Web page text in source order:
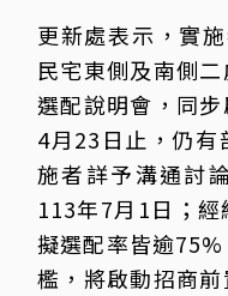
更新處表示，實
民宅東側及南側
選配說明會，同
4月23日止，仍有
施者詳予溝通討
113年7月1日；
擬選配率皆逾
檻，將啟動招商